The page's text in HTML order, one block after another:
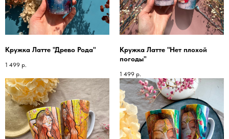
Кружка Латте "Древо Рода"
1 499 р.
Кружка Латте "Нет плохой
погоды"
1 499 р.